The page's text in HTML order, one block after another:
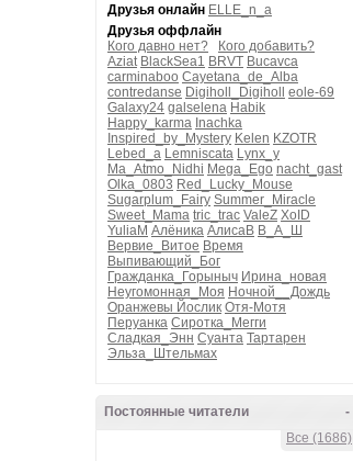
Друзья онлайн ELLE_n_a
Друзья оффлайн
Кого давно нет?
Кого добавить?
Aziat BlackSea1 BRVT Bucavca
carminaboo Cayetana_de_Alba
contredanse Digiholl_Digiholl
eole-69
Galaxy24 galselena Habik
Happy_karma Inachka
Inspired_by_Mystery Kelen KZOTR
Lebed_a Lemniscata Lynx_y
Ma_Atmo_Nidhi Mega_Ego nacht_gast
Olka_0803 Red_Lucky_Mouse
Sugarplum_Fairy Summer_Miracle
Sweet_Mama tric_trac ValeZ XoID
YuliaM Алёника АлисаВ В_А_Ш
Вервие_Витое Время
Выпивающий_Бог
Гражданка_Горыныч Ирина_новая
Неугомонная_Моя Ночной__Дождь
Оранжевы Йослик Отя-Мотя
Перуанка Сиротка_Мегги
Сладкая_Энн Суанта Тартарен
Эльза_Штельмах
-
Постоянные читатели
Все (1686)